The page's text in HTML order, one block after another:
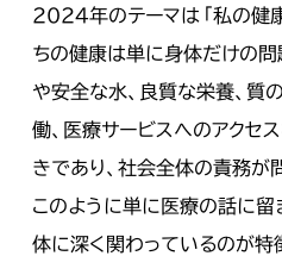
2024年のテーマは「私の健
ちの健康は単に身体だけの
や安全な水、良質な栄養、質
働、医療サービスへのアクセ
きであり、社会全体の責務が
このように単に医療の話に留
体に深く関わっているのが特